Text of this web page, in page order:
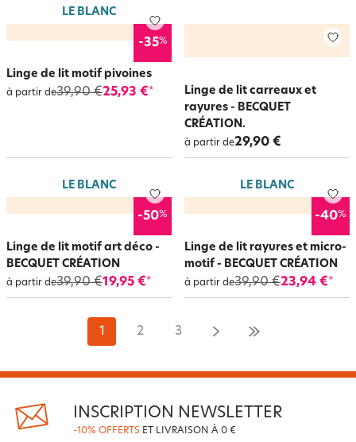
LE BLANC
-35%
Linge de lit motif pivoines
à partir de39,90 €25,93 €*
Linge de lit carreaux et
rayures - BECQUET
CRÉATION.
à partir de29,90 €
LE BLANC
-50%
Linge de lit motif art déco -
BECQUET CRÉATION
à partir de39,90 €19,95 €*
LE BLANC
-40%
Linge de lit rayures et micro-
motif - BECQUET CRÉATION
à partir de39,90 €23,94 €*
1 2 3
INSCRIPTION NEWSLETTER
-10% OFFERTS ET LIVRAISON À 0 €